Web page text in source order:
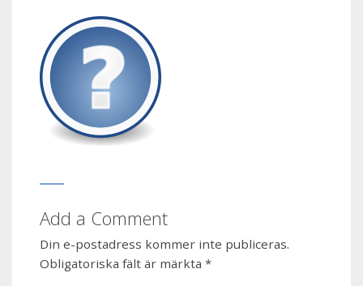
Add a Comment
Din e-postadress kommer inte publiceras.
Obligatoriska fält är märkta *